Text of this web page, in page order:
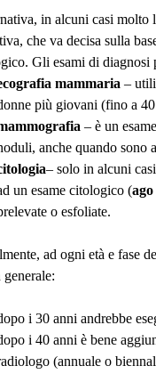
in alcuni casi molto
che va decisa sulla
Gli esami di diagnosi
mammaria –
più giovani (fino a
– è un
anche quando sono
– solo in alcuni
un esame citologico (
o esfoliate.
ad ogni età e fase
i 30 anni andrebbe
i 40 anni è bene
(annuale o